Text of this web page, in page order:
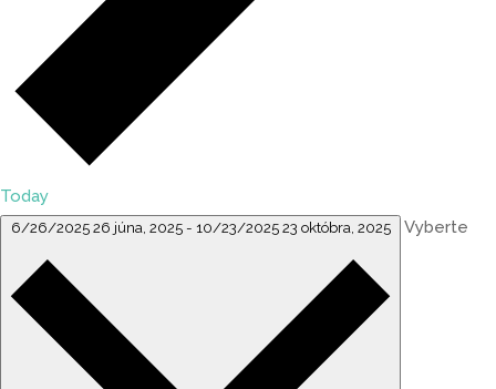
Today
6/26/202526 júna, 2025- 10/23/202523 októbra, 2025 Vyberte